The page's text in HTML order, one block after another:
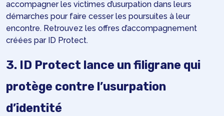
accompagner les victimes d’usurpation dans leurs
démarches pour faire cesser les poursuites à leur
encontre. Retrouvez les offres d’accompagnement
créées par ID Protect.
3. ID Protect lance un filigrane qui
protège contre l’usurpation
d’identité